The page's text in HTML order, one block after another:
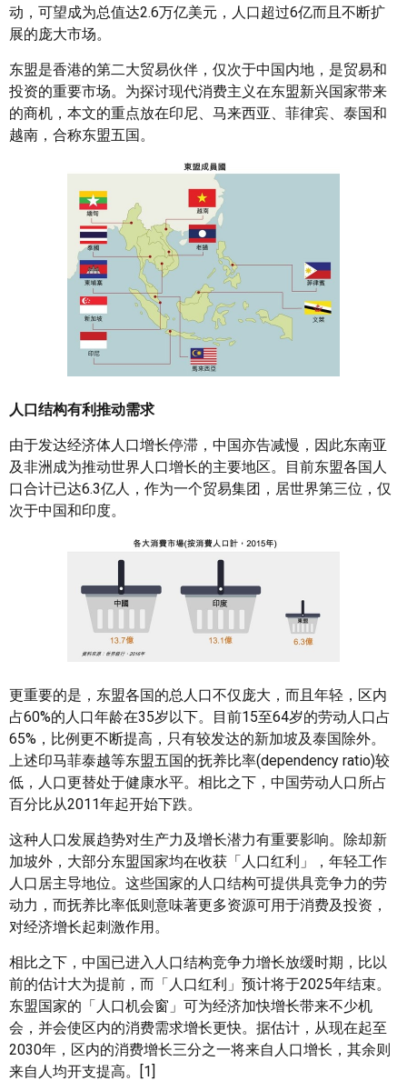
动，可望成为总值达2.6万亿美元，人口超过6亿而且不断扩
展的庞大市场。
东盟是香港的第二大贸易伙伴，仅次于中国内地，是贸易和
投资的重要市场。为探讨现代消费主义在东盟新兴国家带来
的商机，本文的重点放在印尼、马来西亚、菲律宾、泰国和
越南，合称东盟五国。
人口结构有利推动需求
由于发达经济体人口增长停滞，中国亦告减慢，因此东南亚
及非洲成为推动世界人口增长的主要地区。目前东盟各国人
口合计已达6.3亿人，作为一个贸易集团，居世界第三位，仅
次于中国和印度。
更重要的是，东盟各国的总人口不仅庞大，而且年轻，区内
占60%的人口年龄在35岁以下。目前15至64岁的劳动人口占
65%，比例更不断提高，只有较发达的新加坡及泰国除外。
上述印马菲泰越等东盟五国的抚养比率(dependency ratio)较
低，人口更替处于健康水平。相比之下，中国劳动人口所占
百分比从2011年起开始下跌。
这种人口发展趋势对生产力及增长潜力有重要影响。除却新
加坡外，大部分东盟国家均在收获「人口红利」，年轻工作
人口居主导地位。这些国家的人口结构可提供具竞争力的劳
动力，而抚养比率低则意味著更多资源可用于消费及投资，
对经济增长起刺激作用。
相比之下，中国已进入人口结构竞争力增长放缓时期，比以
前的估计大为提前，而「人口红利」预计将于2025年结束。
东盟国家的「人口机会窗」可为经济加快增长带来不少机
会，并会使区内的消费需求增长更快。据估计，从现在起至
2030年，区内的消费增长三分之一将来自人口增长，其余则
来自人均开支提高。[1]